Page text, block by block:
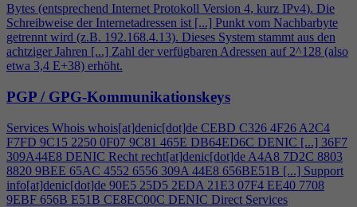
Bytes (entsprechend Internet Protokoll Version 4, kurz IPv4). Die
Schreibweise der Internetadressen ist [...] Punkt vom Nachbarbyte
getrennt wird (z.B. 192.168.4.13). Dieses System stammt aus den
achtziger Jahren [...] Zahl der verfügbaren Adressen auf 2^128 (also
etwa 3,4 E+38) erhöht.
PGP / GPG-Kommunikationskeys
Services Whois whois[at]denic[dot]de CEBD C326 4F26 A2C4
F7FD 9C15 2250 0F07 9C81 465E DB64ED6C DENIC [...] 36F7
309A44E8 DENIC Recht recht[at]denic[dot]de A4A8 7D2C 8803
8820 9BEE 65AC 4552 6556 309A 44E8 656BE51B [...] Support
info[at]denic[dot]de 90E5 25D5 2EDA 21E3 07F4 EE40 7708
9EBF 656B E51B CE8EC00C DENIC Direct Services